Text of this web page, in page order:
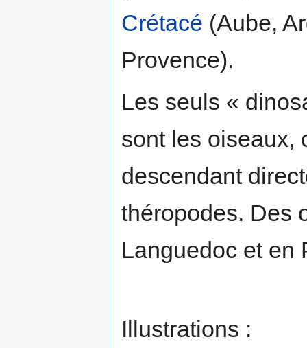
Crétacé (Aube,
Provence).
Les seuls «
sont les oiseaux,
descendant
théropodes. Des
Languedoc et en
Illustrations :